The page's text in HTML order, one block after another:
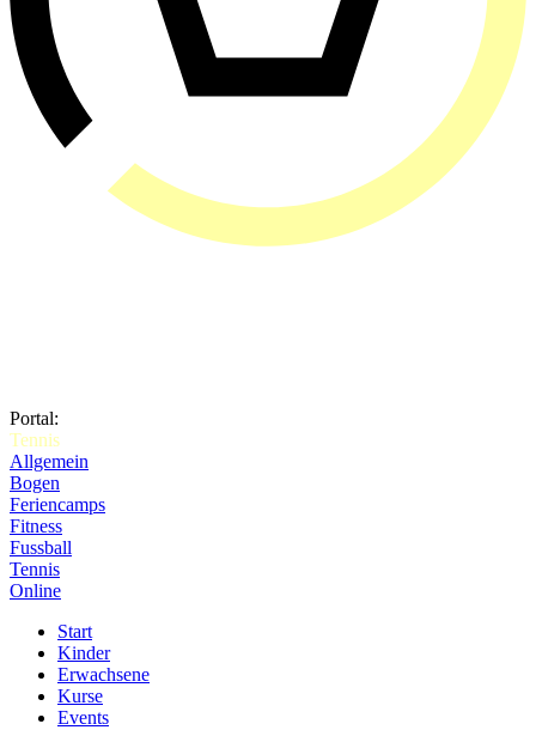
Portal:
Tennis
Allgemein
Bogen
Feriencamps
Fitness
Fussball
Tennis
Online
Start
Kinder
Erwachsene
Kurse
Events